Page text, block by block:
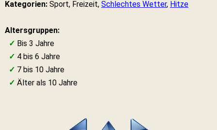
Kategorien: Sport, Freizeit, Schlechtes Wetter, Hitze
Altersgruppen:
✓ Bis 3 Jahre
✓ 4 bis 6 Jahre
✓ 7 bis 10 Jahre
✓ Älter als 10 Jahre